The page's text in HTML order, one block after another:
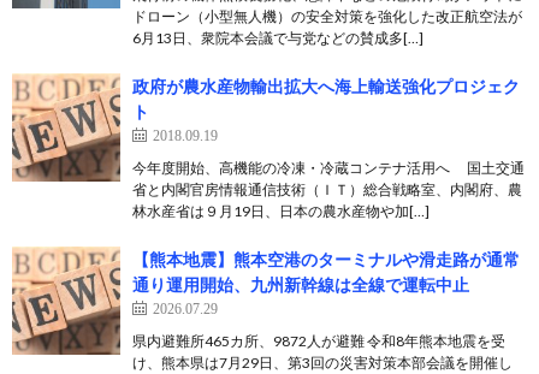
ドローン（小型無人機）の安全対策を強化した改正航空法が
6月13日、衆院本会議で与党などの賛成多[…]
政府が農水産物輸出拡大へ海上輸送強化プロジェク
ト
2018.09.19
今年度開始、高機能の冷凍・冷蔵コンテナ活用へ 国土交通
省と内閣官房情報通信技術（ＩＴ）総合戦略室、内閣府、農
林水産省は９月19日、日本の農水産物や加[…]
【熊本地震】熊本空港のターミナルや滑走路が通常
通り運用開始、九州新幹線は全線で運転中止
2026.07.29
県内避難所465カ所、9872人が避難 令和8年熊本地震を受
け、熊本県は7月29日、第3回の災害対策本部会議を開催し